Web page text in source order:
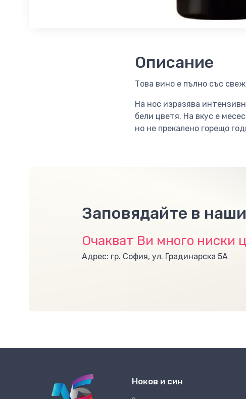
Описание
Това вино е пълно със
На нос изразява
бели цветя. На вкус е
но не прекалено горещо
Заповядайте в
Очакват Ви много ниски
Адрес: гр. София, ул. Градинарска 5А
Ноков и син